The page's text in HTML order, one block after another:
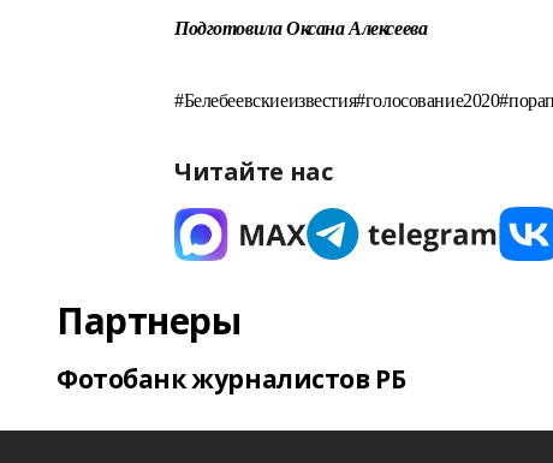
Подготовила Оксана Алексеева
Читайте нас
Партнеры
Фотобанк журналистов РБ